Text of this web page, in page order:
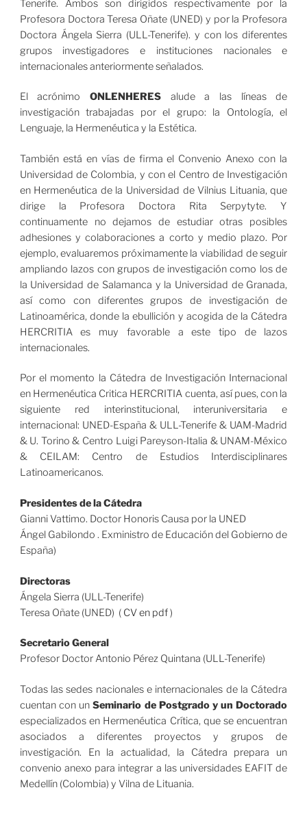
Tenerife. Ambos son dirigidos respectivamente por la
Profesora Doctora Teresa Oñate (UNED) y por la Profesora
Doctora Ángela Sierra (ULL-Tenerife). y con los diferentes
grupos investigadores e instituciones nacionales e
internacionales anteriormente señalados.
El acrónimoONLENHERES alude a las líneas de
investigación trabajadas por el grupo: la Ontología, el
Lenguaje, la Hermenéutica y la Estética.
También está en vías de firma el Convenio Anexo con la
Universidad de Colombia, y con el Centro de Investigación
en Hermenéutica de la Universidad de Vilnius Lituania, que
dirige la Profesora Doctora Rita Serpytyte. Y
continuamente no dejamos de estudiar otras posibles
adhesiones y colaboraciones a corto y medio plazo. Por
ejemplo, evaluaremos próximamente la viabilidad de seguir
ampliando lazos con grupos de investigación como los de
la Universidad de Salamanca y la Universidad de Granada,
así como con diferentes grupos de investigación de
Latinoamérica, donde la ebullición y acogida de la Cátedra
HERCRITIA es muy favorable a este tipo de lazos
internacionales.
Por el momento la Cátedra de Investigación Internacional
en Hermenéutica Critica HERCRITIA cuenta, así pues, con la
siguiente red interinstitucional, interuniversitaria e
internacional: UNED-España & ULL-Tenerife & UAM-Madrid
& U. Torino & Centro Luigi Pareyson-Italia & UNAM-México
& CEILAM: Centro de Estudios Interdisciplinares
Latinoamericanos.
Presidentes de la Cátedra
Gianni Vattimo. Doctor Honoris Causa por la UNED
Ángel Gabilondo . Exministro de Educación del Gobierno de
España)
Directoras
Ángela Sierra (ULL-Tenerife)
Teresa Oñate (UNED) ( CV en pdf)
Secretario General
Profesor Doctor Antonio Pérez Quintana (ULL-Tenerife)
Todas las sedes nacionales e internacionales de la Cátedra
cuentan con unSeminario de Postgrado y un Doctorado
especializados en Hermenéutica Crítica, que se encuentran
asociados a diferentes proyectos y grupos de
investigación. En la actualidad, la Cátedra prepara un
convenio anexo para integrar a las universidades EAFIT de
Medellín (Colombia) y Vilna de Lituania.